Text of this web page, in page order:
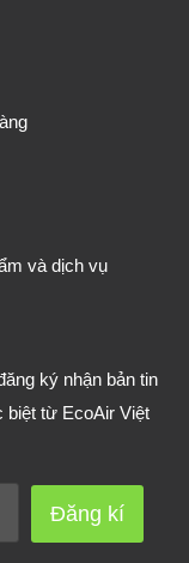
và dịch vụ
ký nhận bản tin
biệt từ EcoAir Việt
Đăng kí